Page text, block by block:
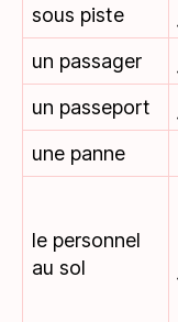
sous piste
un passager
un passeport
une panne
le personnel
au sol